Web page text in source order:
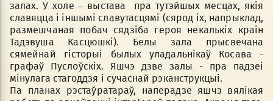
залах. У холе – выстава пра тутэйшых месцах, якія
славяцца і іншымі славутасцямі (сярод іх, напрыклад,
размешчаная побач сядзіба героя некалькіх краін
Тадэвуша Касцюшкі). Белы зала прысвечана
сямейнай гісторыі былых уладальнікаў Косава -
графаў Пуслоўскіх. Яшчэ дзве залы - пра падзеі
мінулага стагоддзя і сучаснай рэканструкцыі.
Па планах рэстаўратараў, наперадзе яшчэ вялікая